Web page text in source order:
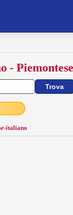
- Piemontese
italiano